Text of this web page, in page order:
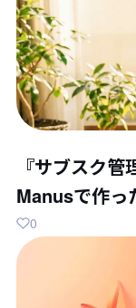
『サブスク
Manusで作っ
0